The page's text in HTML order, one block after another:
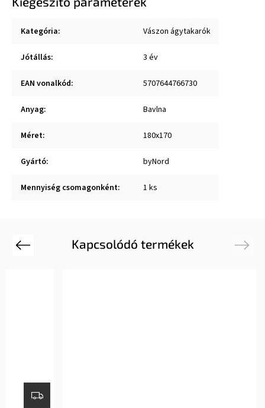
Kategória: Vászon ágytakarók
Jótállás: 3 év
EAN vonalkód: 5707644766730
Anyag: Bavlna
Méret: 180x170
Gyártó: byNord
Mennyiség csomagonként: 1 ks
Kapcsolódó termékek
Previous Next